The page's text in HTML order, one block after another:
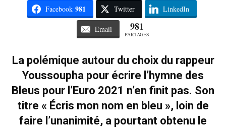
Facebook 981 Twitter LinkedIn
Email 981
PARTAGES
La polémique autour du choix du rappeur
Youssoupha pour écrire l’hymne des
Bleus pour l’Euro 2021 n’en finit pas. Son
titre « Écris mon nom en bleu », loin de
faire l’unanimité, a pourtant obtenu le